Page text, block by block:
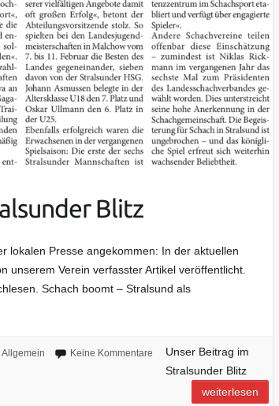
Blitz
lokalen Presse angekommen: In der aktuellen
unserem Verein verfasster Artikel veröffentlicht.
Schach boomt – Stralsund als
Allgemein Keine Kommentare
Unser Beitrag im
Stralsunder Blitz
weiterlesen